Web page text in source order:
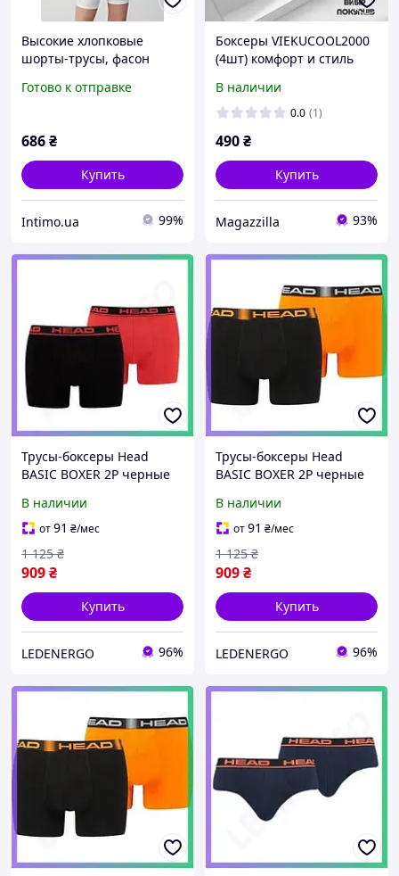
Высокие хлопковые
шорты-трусы, фасон
(Blanco) (63430)
Готово к отправке
686₴
Купить
Intimo.ua 99%
Боксеры VIEKUCOOL2000
(4шт) комфорт и стиль
В наличии
0.0 (1)
490₴
Купить
Magazzilla 93%
Трусы-боксеры Head
BASIC BOXER 2P черные
комфортные эластичные
SKU_701202741-020
В наличии
от91 ₴/мес
909₴
1 125 ₴
Купить
LEDENERGO 96%
Трусы-боксеры Head
BASIC BOXER 2P черные
размер S хлопок и
эластан SKU_701219886-
001
В наличии
от91 ₴/мес
909₴
1 125 ₴
Купить
LEDENERGO 96%